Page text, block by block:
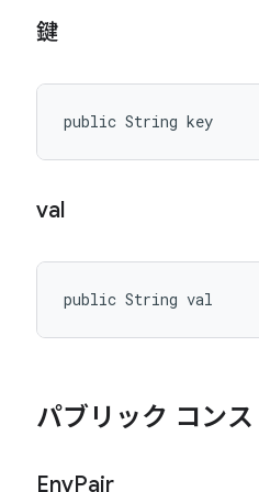
鍵
public String key
val
public String val
パブリック コン
EnvPair